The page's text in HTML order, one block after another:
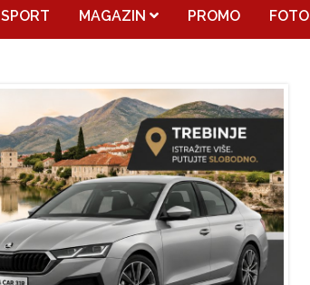
SPORT MAGAZIN PROMO FOTO